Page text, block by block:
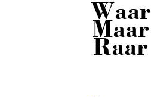
Waar
Maar
Raar